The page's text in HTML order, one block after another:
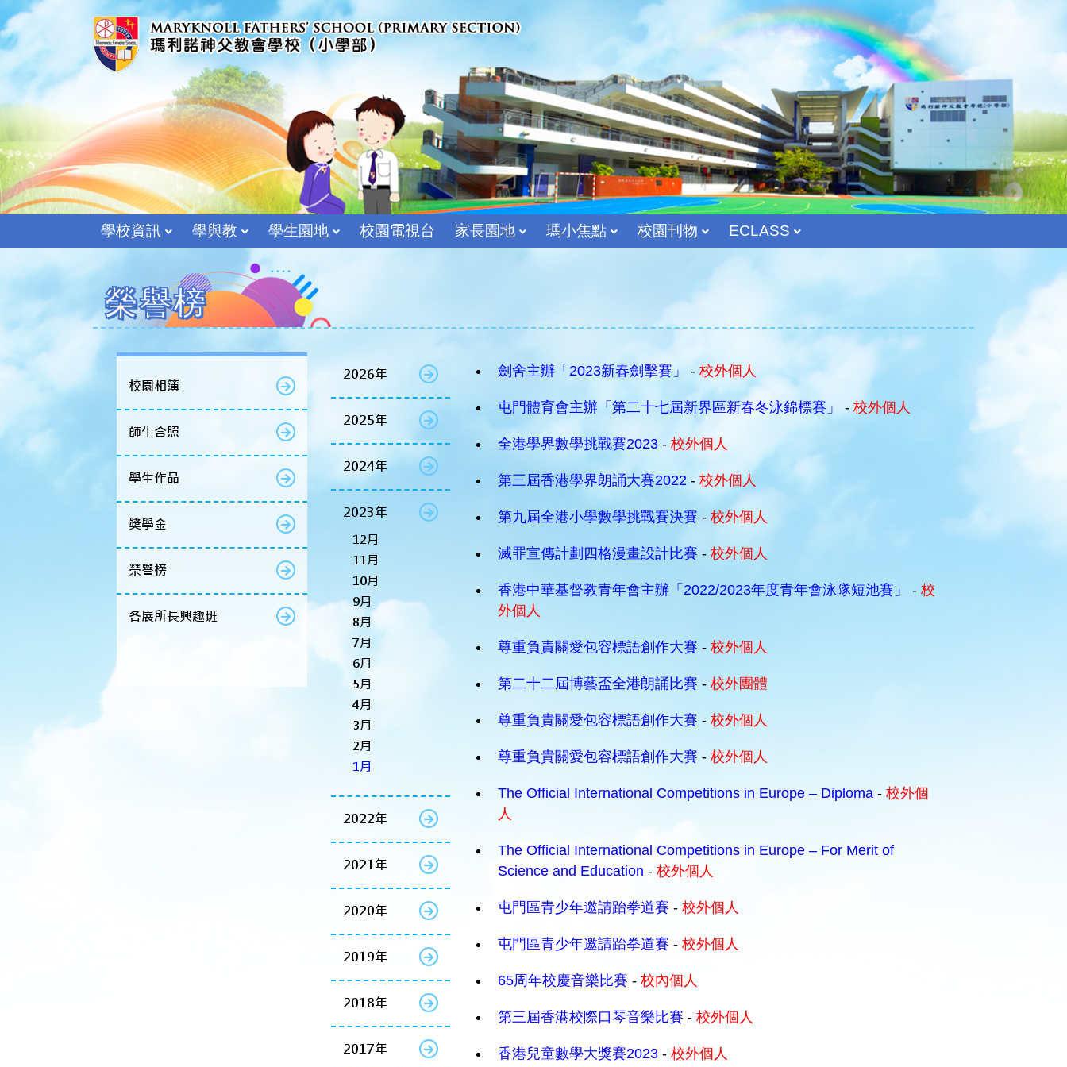
學校資訊 學與教 學生園地 校園電視台 家長園地 瑪小焦點 校園刊物 ECLASS
榮譽榜
校園相簿
師生合照
學生作品
獎學金
榮譽榜
各展所長興趣班
2026年
2025年
2024年
2023年
12月
11月
10月
9月
8月
7月
6月
5月
4月
3月
2月
1月
2022年
2021年
2020年
2019年
2018年
2017年
劍舍主辦「2023新春劍擊賽」 - 校外個人
屯門體育會主辦「第二十七屆新界區新春冬泳錦標賽」 - 校外個人
全港學界數學挑戰賽2023 - 校外個人
第三屆香港學界朗誦大賽2022 - 校外個人
第九屆全港小學數學挑戰賽決賽 - 校外個人
滅罪宣傳計劃四格漫畫設計比賽 - 校外個人
香港中華基督教青年會主辦「2022/2023年度青年會泳隊短池賽」 - 校
外個人
尊重負責關愛包容標語創作大賽 - 校外個人
第二十二屆博藝盃全港朗誦比賽 - 校外團體
尊重負貴關愛包容標語創作大賽 - 校外個人
尊重負貴關愛包容標語創作大賽 - 校外個人
The Official International Competitions in Europe – Diploma - 校外個
人
The Official International Competitions in Europe – For Merit of
Science and Education - 校外個人
屯門區青少年邀請跆拳道賽 - 校外個人
屯門區青少年邀請跆拳道賽 - 校外個人
65周年校慶音樂比賽 - 校內個人
第三屆香港校際口琴音樂比賽 - 校外個人
香港兒童數學大獎賽2023 - 校外個人